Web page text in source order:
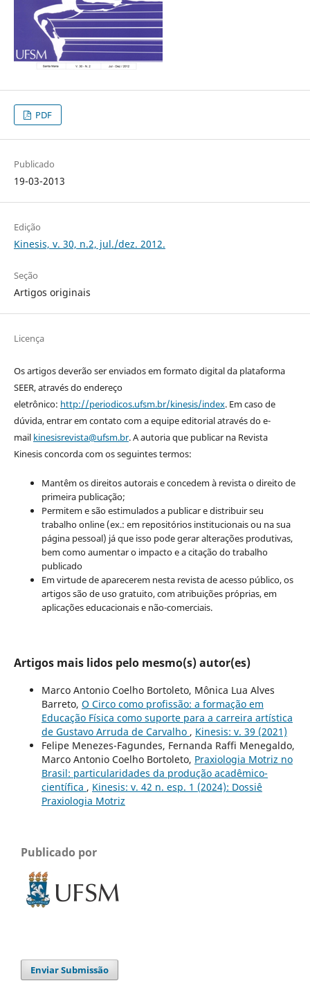
PDF
Publicado
19-03-2013
Edição
Kinesis, v. 30, n.2, jul./dez. 2012.
Seção
Artigos originais
Licença
Os artigos deverão ser enviados em formato digital da plataforma
SEER, através do endereço
eletrônico: http://periodicos.ufsm.br/kinesis/index. Em caso de
dúvida, entrar em contato com a equipe editorial através do e-
mail kinesisrevista@ufsm.br. A autoria que publicar na Revista
Kinesis concorda com os seguintes termos:
Mantêm os direitos autorais e concedem à revista o direito de
primeira publicação;
Permitem e são estimulados a publicar e distribuir seu
trabalho online (ex.: em repositórios institucionais ou na sua
página pessoal) já que isso pode gerar alterações produtivas,
bem como aumentar o impacto e a citação do trabalho
publicado
Em virtude de aparecerem nesta revista de acesso público, os
artigos são de uso gratuito, com atribuições próprias, em
aplicações educacionais e não-comerciais.
Artigos mais lidos pelo mesmo(s) autor(es)
Marco Antonio Coelho Bortoleto, Mônica Lua Alves
Barreto, O Circo como profissão: a formação em
Educação Física como suporte para a carreira artística
de Gustavo Arruda de Carvalho , Kinesis: v. 39 (2021)
Felipe Menezes-Fagundes, Fernanda Raffi Menegaldo,
Marco Antonio Coelho Bortoleto, Praxiologia Motriz no
Brasil: particularidades da produção acadêmico-
científica , Kinesis: v. 42 n. esp. 1 (2024): Dossiê
Praxiologia Motriz
Publicado por
Enviar Submissão